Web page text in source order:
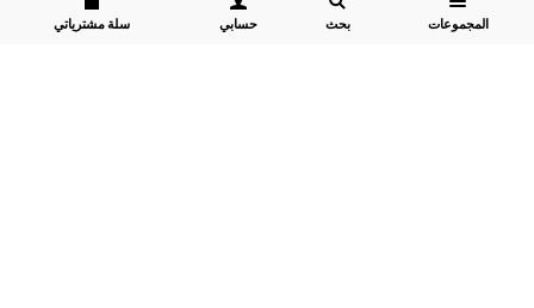
المجموعات بحث حسابي سلة مشترياتي